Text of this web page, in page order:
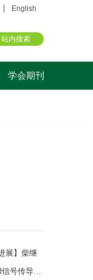
English
学会期刊
展】柴继